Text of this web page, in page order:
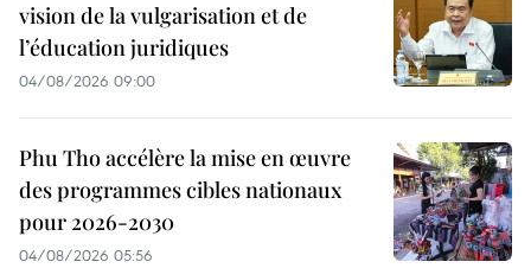
vision de la vulgarisation et de
l’éducation juridiques
04/08/2026 09:00
Phu Tho accélère la mise en œuvre
des programmes cibles nationaux
pour 2026-2030
04/08/2026 05:56